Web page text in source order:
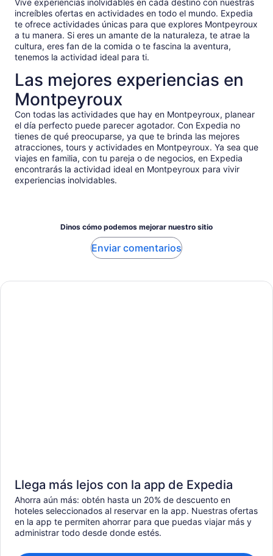
Vive experiencias inolvidables en cada destino con nuestras
increíbles ofertas en actividades en todo el mundo. Expedia
te ofrece actividades únicas para que explores Montpeyroux
a tu manera. Si eres un amante de la naturaleza, te atrae la
cultura, eres fan de la comida o te fascina la aventura,
tenemos la actividad ideal para ti.
Las mejores experiencias en
Montpeyroux
Con todas las actividades que hay en Montpeyroux, planear
el día perfecto puede parecer agotador. Con Expedia no
tienes de qué preocuparse, ya que te brinda las mejores
atracciones, tours y actividades en Montpeyroux. Ya sea que
viajes en familia, con tu pareja o de negocios, en Expedia
encontrarás la actividad ideal en Montpeyroux para vivir
experiencias inolvidables.
Dinos cómo podemos mejorar nuestro sitio
Enviar comentarios
Llega más lejos con la app de Expedia
Ahorra aún más: obtén hasta un 20% de descuento en
hoteles seleccionados al reservar en la app. Nuestras ofertas
en la app te permiten ahorrar para que puedas viajar más y
administrar todo desde donde estés.